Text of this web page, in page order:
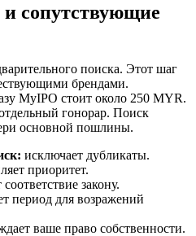
сопутствующие
поиска. Этот шаг
брендами.
MyIPO стоит около 250 MYR.
гонорар. Поиск
основной пошлины.
исключает дубликаты.
приоритет.
закону.
период для возражений
ваше право собственности.